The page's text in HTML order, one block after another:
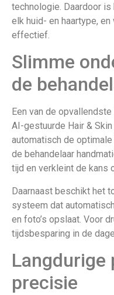
technologie. Daardoor
elk huid- en haartype,
effectief.
Slimme
de
Een van de
AI-gestuurde Hair &
automatisch de
de behandelaar
tijd en verkleint de kans
Daarnaast beschikt het
systeem dat
en foto’s opslaat. Voor
tijdsbesparing in de
Langdurige
precisie